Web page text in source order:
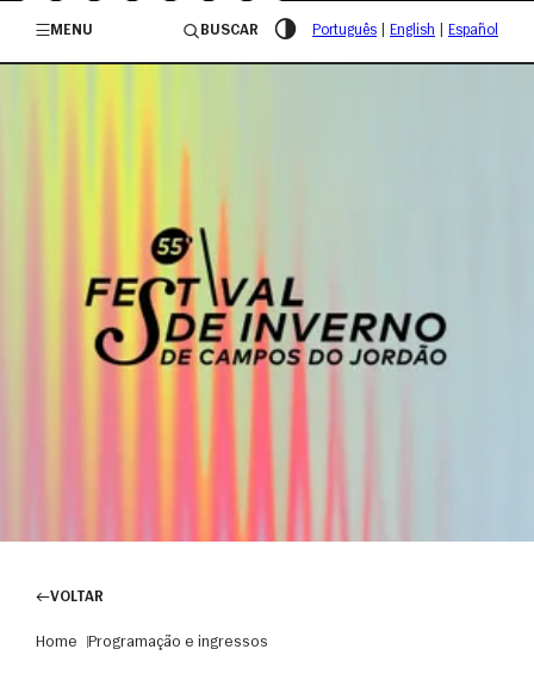
/governosp
MENU
BUSCAR Português English Español
VOLTAR
Home Programação e ingressos